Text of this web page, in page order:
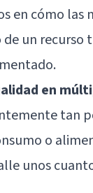
en cómo las
un recurso
en
tan
o
unos